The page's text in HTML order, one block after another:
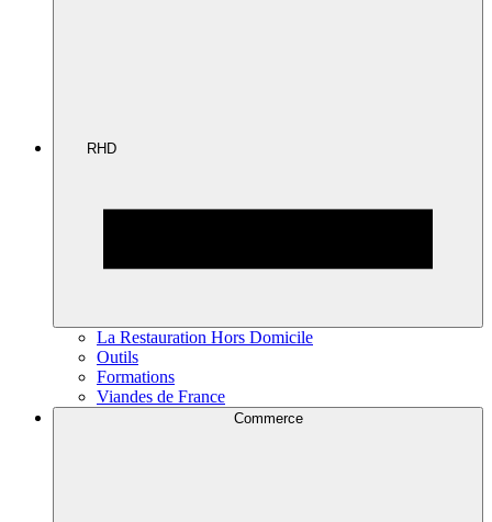
RHD
La Restauration Hors Domicile
Outils
Formations
Viandes de France
Commerce